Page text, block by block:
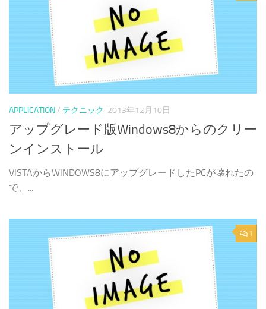
APPLICATION/ テクニック 2013年12月10日
アップグレード版Windows8からのクリー
ンインストール
VISTAからWINDOWS8にアップグレードしたPCが壊れたの
で、...
1